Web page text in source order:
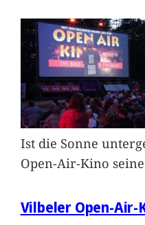
Ist die Sonne
Open-Air-Kino
Vilbeler Open-Air-